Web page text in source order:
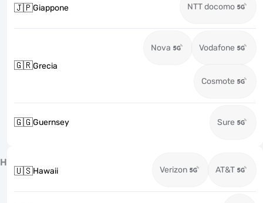
🇯🇵Giappone NTT docomo
🇬🇷Grecia
Nova Vodafone
Cosmote
🇬🇬Guernsey Sure
H
🇺🇸Hawaii Verizon AT&T